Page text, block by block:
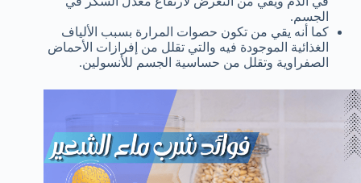
الجسم.
كما أنه يقي من تكون حصوات المرارة بسبب الألياف
الغذائية الموجودة فيه والتي تقلل من إفرازات الأحماض
الصفراوية وتقلل من حساسية الجسم للأنسولين.